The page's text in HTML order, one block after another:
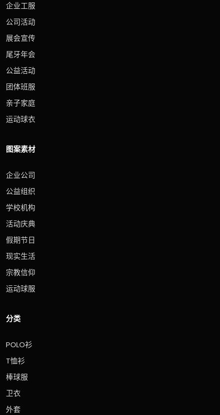
企业工服
公司活动
展会宣传
尾牙年会
公益活动
团体班服
亲子家庭
运动球衣
图案素材
企业公司
公益组织
学校机构
活动庆典
假期节日
现实生活
宗教信仰
运动球服
分类
POLO衫
T恤衫
棒球服
卫衣
外套